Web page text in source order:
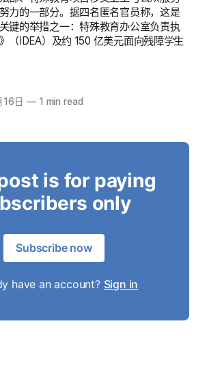
力的一部分。据四名匿名官员称，这是
键的举措之一：特殊教育办公室负责执
（IDEA）及约 150 亿美元面向残障学生
日 —1 min read
is for paying
only
Subscribe now
have an account? Sign in